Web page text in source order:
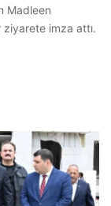
Madleen
ziyarete imza attı.